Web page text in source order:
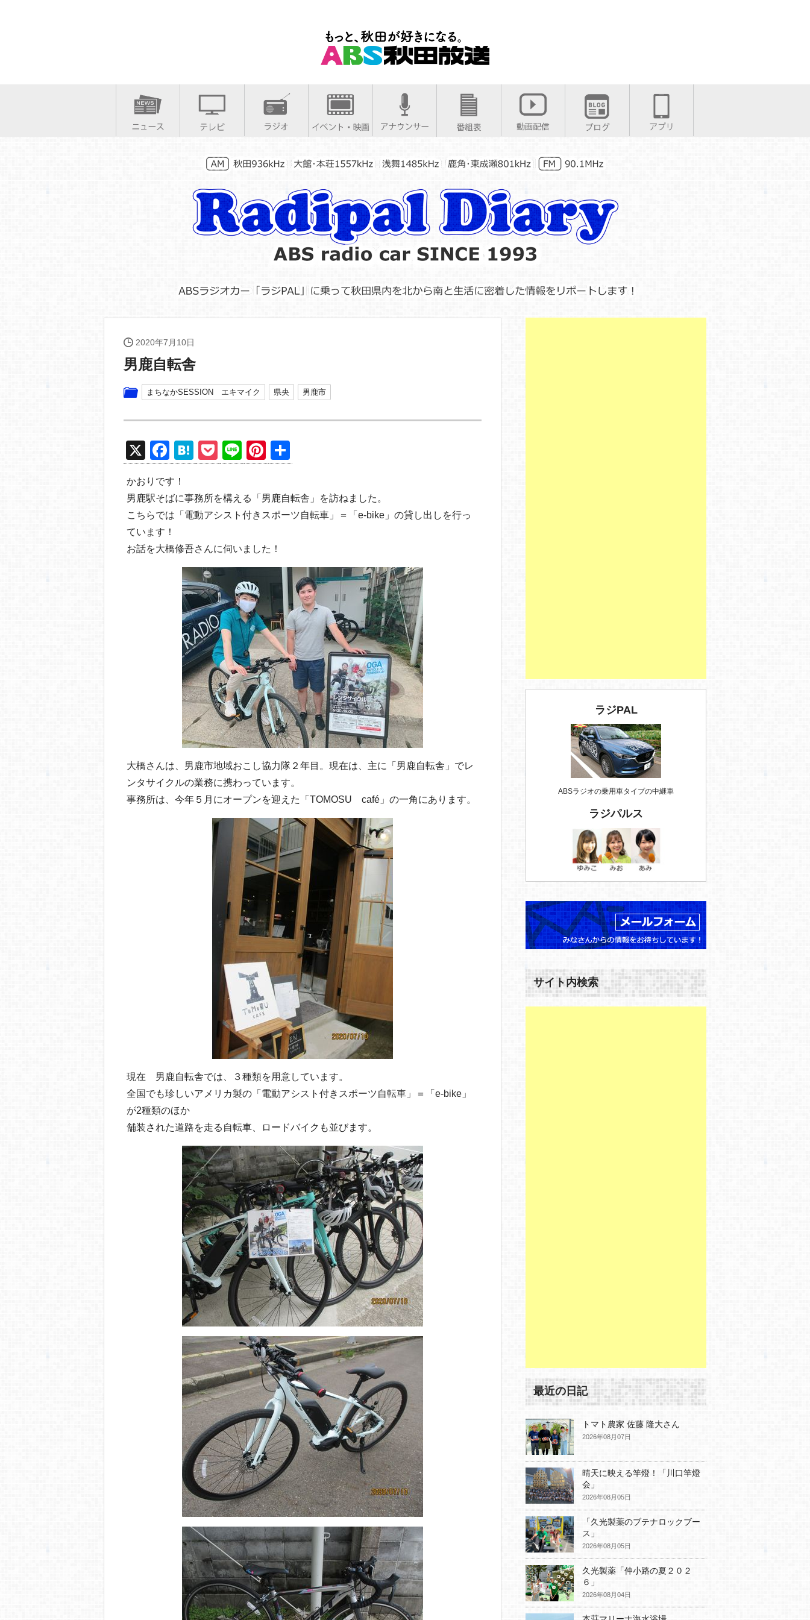
2020年7月10日
男鹿自転舎
まちなかSESSION エキマイク 県央 男鹿市
X
F
a
c
e
b
o
H
at
e
n
P
o
ck
et
Li
n
e
Pi
nt
er
e
有
かおりです！
男鹿駅そばに事務所を構える「男鹿自転舎」を訪ねました。
こちらでは「電動アシスト付きスポーツ自転車」＝「e-bike」の貸し出しを行っ
ています！
お話を大橋修吾さんに伺いました！
大橋さんは、男鹿市地域おこし協力隊２年目。現在は、主に「男鹿自転舎」でレ
ンタサイクルの業務に携わっています。
事務所は、今年５月にオープンを迎えた「TOMOSU café」の一角にあります。
現在 男鹿自転舎では、３種類を用意しています。
全国でも珍しいアメリカ製の「電動アシスト付きスポーツ自転車」＝「e-bike」
が2種類のほか
舗装された道路を走る自転車、ロードバイクも並びます。
ラジPAL
ABSラジオの乗用車タイプの中継車
ラジパルス
サイト内検索
最近の日記
トマト農家 佐藤 隆大さん
2026年08月07日
晴天に映える竿燈！「川口竿燈
会」
2026年08月05日
「久光製薬のブテナロックブー
ス」
2026年08月05日
久光製薬「仲小路の夏２０２
６」
2026年08月04日